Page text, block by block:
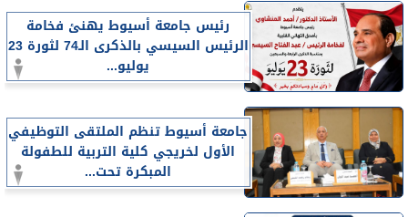
رئيس جامعة أسيوط يهنئ فخامة
الرئيس السيسي بالذكرى الـ74 لثورة 23
يوليو...
جامعة أسيوط تنظم الملتقى التوظيفي
الأول لخريجي كلية التربية للطفولة
المبكرة تحت...